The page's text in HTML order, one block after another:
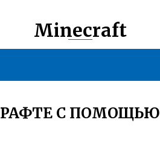
Minecraft
С ПОМОЩЬЮ